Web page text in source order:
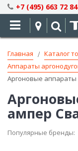
Skip
to
Content
+7 (495) 663 72 84
Главная
Каталог
Аппараты
Аргоновые аппараты
ампер
Популярные бренды: